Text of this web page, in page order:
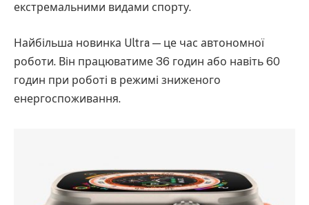
екстремальними видами спорту.
Найбільша новинка Ultra — це час автономної
роботи. Він працюватиме 36 годин або навіть 60
годин при роботі в режимі зниженого
енергоспоживання.